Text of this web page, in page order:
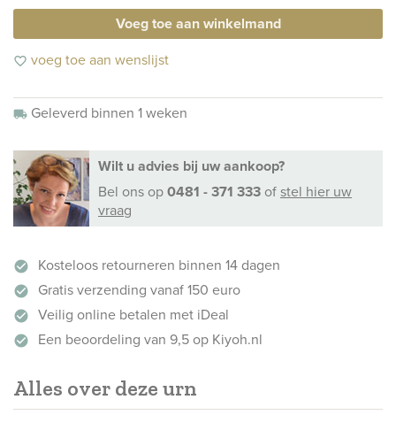
Voeg toe aan winkelmand
favorite_border voeg toe aan wenslijst
local_shipping Geleverd binnen 1 weken
Wilt u advies bij uw aankoop?
Bel ons op0481 - 371 333 ofstel hier uw
vraag
check_circle Kosteloos retourneren binnen 14 dagen
check_circle Gratis verzending vanaf 150 euro
check_circle Veilig online betalen met iDeal
check_circle Een beoordeling van 9,5 op Kiyoh.nl
Alles over deze urn